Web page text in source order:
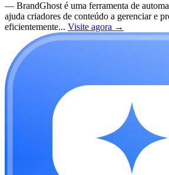
— BrandGhost é uma ferramenta de
ajuda criadores de conteúdo a gerenciar e
eficientemente... Visite agora →